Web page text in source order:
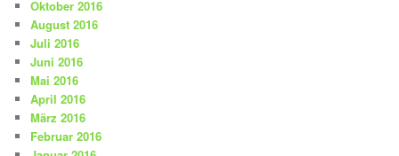
Oktober 2016
August 2016
Juli 2016
Juni 2016
Mai 2016
April 2016
März 2016
Februar 2016